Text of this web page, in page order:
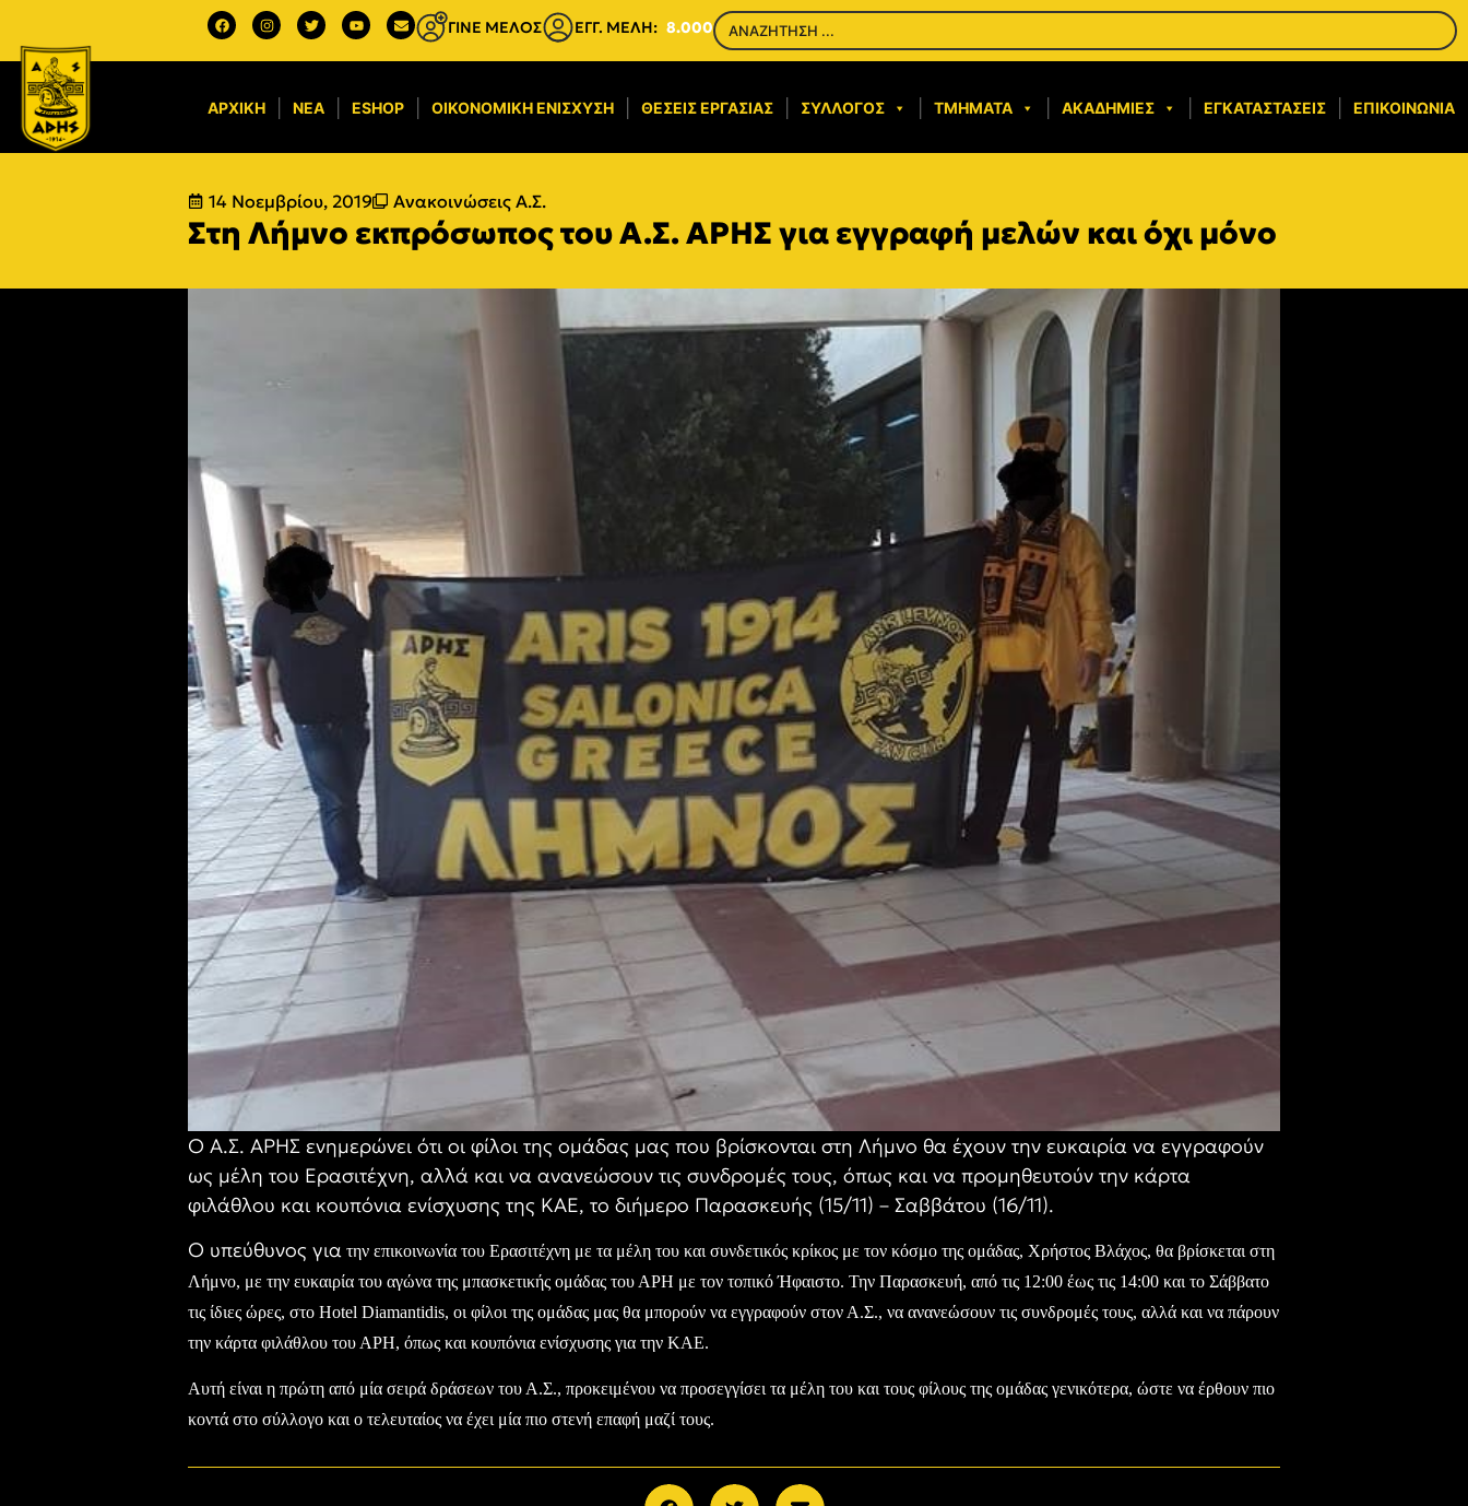
ΓΙΝΕ ΜΕΛΟΣ ΕΓΓ. ΜΕΛΗ: 8.000
ΑΡΧΙΚΉ ΝΈΑ ESHOP ΟΙΚΟΝΟΜΙΚΉ ΕΝΊΣΧΥΣΗ​ ΘΈΣΕΙΣ ΕΡΓΑΣΊΑΣ ΣΎΛΛΟΓΟΣ ΤΜΉΜΑΤΑ ΑΚΑΔΗΜΊΕΣ ΕΓΚΑΤΑΣΤΆΣΕΙΣ ΕΠΙΚΟΙΝΩΝΊΑ
14 Νοεμβρίου, 2019 Ανακοινώσεις Α.Σ.
Στη Λήμνο εκπρόσωπος του Α.Σ. ΑΡΗΣ για εγγραφή μελών και όχι μόνο
Ο Α.Σ. ΑΡΗΣ ενημερώνει ότι οι φίλοι της ομάδας μας που βρίσκονται στη Λήμνο θα έχουν την ευκαιρία να εγγραφούν
ως μέλη του Ερασιτέχνη, αλλά και να ανανεώσουν τις συνδρομές τους, όπως και να προμηθευτούν την κάρτα
φιλάθλου και κουπόνια ενίσχυσης της ΚΑΕ, το διήμερο Παρασκευής (15/11) – Σαββάτου (16/11).
Ο υπεύθυνος για την επικοινωνία του Ερασιτέχνη με τα μέλη του και συνδετικός κρίκος με τον κόσμο της ομάδας, Χρήστος Βλάχος, θα βρίσκεται στη
Λήμνο, με την ευκαιρία του αγώνα της μπασκετικής ομάδας του ΑΡΗ με τον τοπικό Ήφαιστο. Την Παρασκευή, από τις 12:00 έως τις 14:00 και το Σάββατο
τις ίδιες ώρες, στο Hotel Diamantidis, οι φίλοι της ομάδας μας θα μπορούν να εγγραφούν στον Α.Σ., να ανανεώσουν τις συνδρομές τους, αλλά και να πάρουν
την κάρτα φιλάθλου του ΑΡΗ, όπως και κουπόνια ενίσχυσης για την ΚΑΕ.
Αυτή είναι η πρώτη από μία σειρά δράσεων του Α.Σ., προκειμένου να προσεγγίσει τα μέλη του και τους φίλους της ομάδας γενικότερα, ώστε να έρθουν πιο
κοντά στο σύλλογο και ο τελευταίος να έχει μία πιο στενή επαφή μαζί τους.